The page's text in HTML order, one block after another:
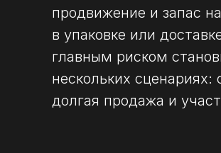
продвижение и запас
в упаковке или
главным риском
нескольких
долгая продажа и